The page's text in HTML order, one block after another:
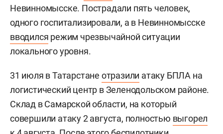
Невинномысске. Пострадали пять человек,
одного госпитализировали, а в Невинномысске
вводился режим чрезвычайной ситуации
локального уровня.
31 июля в Татарстане отразили атаку БПЛА на
логистический центр в Зеленодольском районе.
Склад в Самарской области, на который
совершили атаку 2 августа, полностью выгорел